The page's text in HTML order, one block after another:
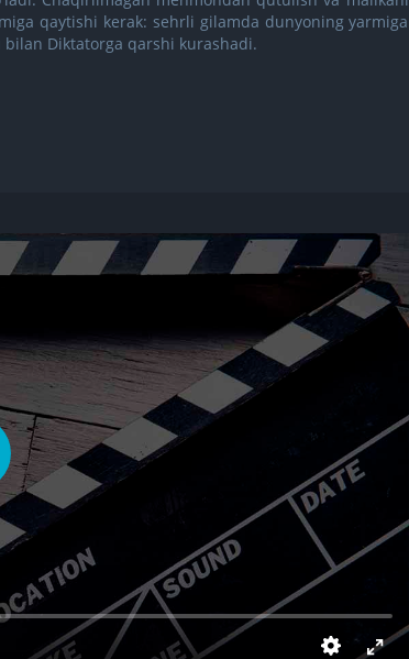
qaytishi kerak: sehrli gilamda dunyoning yarmiga
Diktatorga qarshi kurashadi.